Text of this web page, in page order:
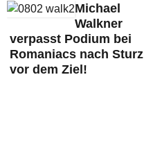
Michael
Walkner
verpasst Podium bei
Romaniacs nach Sturz
vor dem Ziel!